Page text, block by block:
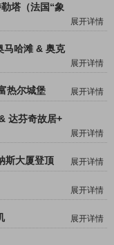
塔（法国“象
展开详情
马哈滩 & 奥克
展开详情
热尔城堡 展开详情
达芬奇故居+
展开详情
斯大厦登顶 展开详情
展开详情
展开详情